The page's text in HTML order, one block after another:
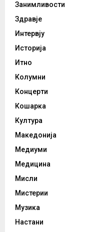
Занимливости
Здравје
Интервју
Историја
Итно
Колумни
Концерти
Кошарка
Култура
Македонија
Медиуми
Медицина
Мисли
Мистерии
Музика
Настани